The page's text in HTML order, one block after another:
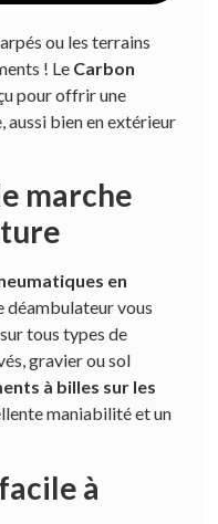
ou les terrains
! Le Carbon
pour offrir une
aussi bien en extérieur
marche
en
déambulateur vous
tous types de
gravier ou sol
à billes sur les
maniabilité et un
à